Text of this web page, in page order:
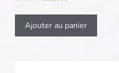
Ajouter au panier